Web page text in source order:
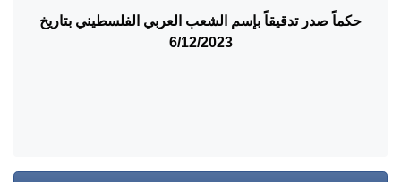
حكماً صدر تدقيقاً بإسم الشعب العربي الفلسطيني بتاريخ
6/12/2023